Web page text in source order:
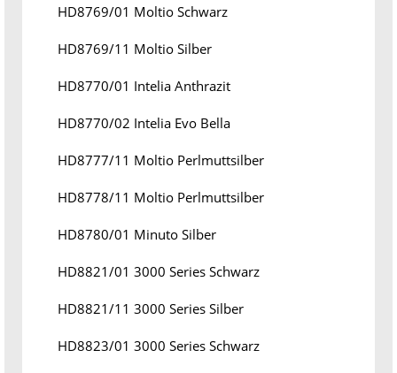
HD8769/01 Moltio Schwarz
HD8769/11 Moltio Silber
HD8770/01 Intelia Anthrazit
HD8770/02 Intelia Evo Bella
HD8777/11 Moltio Perlmuttsilber
HD8778/11 Moltio Perlmuttsilber
HD8780/01 Minuto Silber
HD8821/01 3000 Series Schwarz
HD8821/11 3000 Series Silber
HD8823/01 3000 Series Schwarz